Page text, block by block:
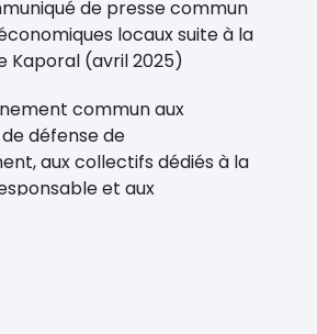
de presse commun
locaux suite à la
Kaporal (avril 2025)
commun aux
défense de
aux collectifs dédiés à la
et aux